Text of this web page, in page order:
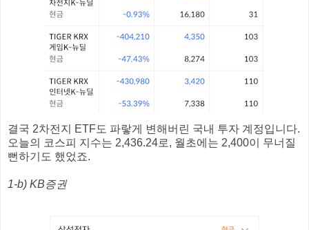
결국 2차전지 ETF도 파랗게 변해버린 국내 투자 계정입니다.
오늘의 코스피 지수는 2,436.24로, 월초에는 2,400이 무너질
뻔하기도 했었죠.
1-b) KB증권